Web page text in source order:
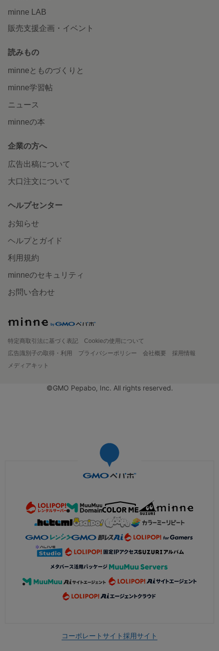
minne LAB
販売支援企画・イベント
読みもの
minneとものづくりと
minne学習帖
ニュース
minneの本
企業の方へ
広告出稿について
大口注文について
ヘルプセンター
お知らせ
ヘルプとガイド
利用規約
minneのセキュリティ
お問い合わせ
特定商取引法に基づく表記
Cookieの使用について
広告識別子の取得・利用
プライバシーポリシー 会社概要
採用情報
メディアキット
©GMO Pepabo, Inc. All rights reserved.
コーポレートサイト採用サイト